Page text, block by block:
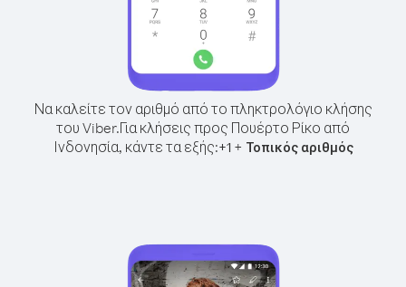
Να καλείτε τον αριθμό από το πληκτρολόγιο κλήσης
του Viber.Για κλήσεις προς Πουέρτο Ρίκο από
Ινδονησία, κάντε τα εξής:+1+ Τοπικός αριθμός